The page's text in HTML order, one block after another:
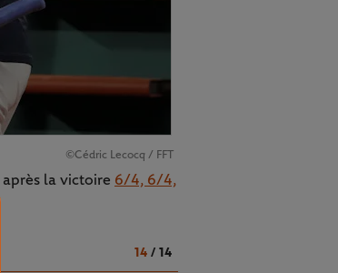
©Cédric Lecocq / FFT
après la victoire 6/4, 6/4,
14/ 14